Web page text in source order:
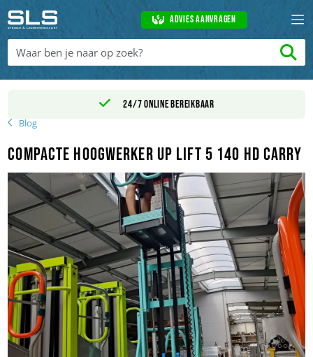
Advies aanvragen
24/7 online bereikbaar
Blog
Compacte Hoogwerker Up Lift 5 140 HD Carry